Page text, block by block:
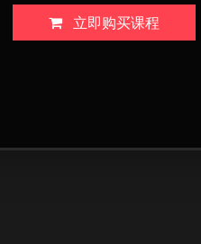
立即购买课程